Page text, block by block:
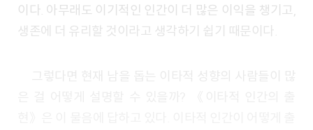
이다. 아무래도 이기적인 인간이 더 많은 이익을 챙기고,
생존에 더 유리할 것이라고 생각하기 쉽기 때문이다.